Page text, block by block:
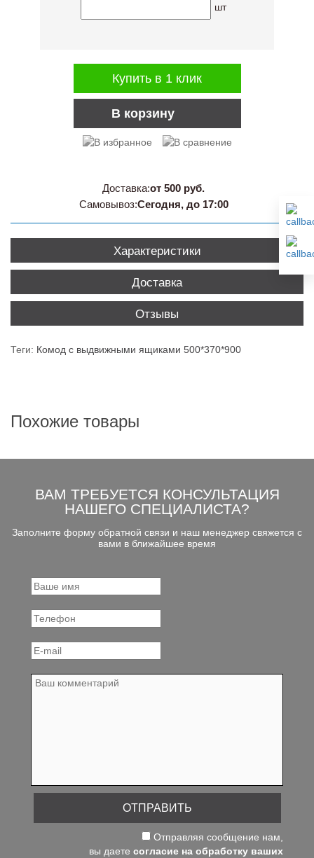
шт
В корзину
Купить в 1 клик
Доставка:от 500 руб.
Самовывоз:Сегодня, до 17:00
Характеристики
Доставка
Отзывы
Теги: Комод с выдвижными ящиками 500*370*900
Похожие товары
ВАМ ТРЕБУЕТСЯ КОНСУЛЬТАЦИЯ
НАШЕГО СПЕЦИАЛИСТА?
Заполните форму обратной связи и наш менеджер свяжется с
вами в ближайшее время
Отправляя сообщение нам,
вы даете согласие на обработку ваших
ОТПРАВИТЬ